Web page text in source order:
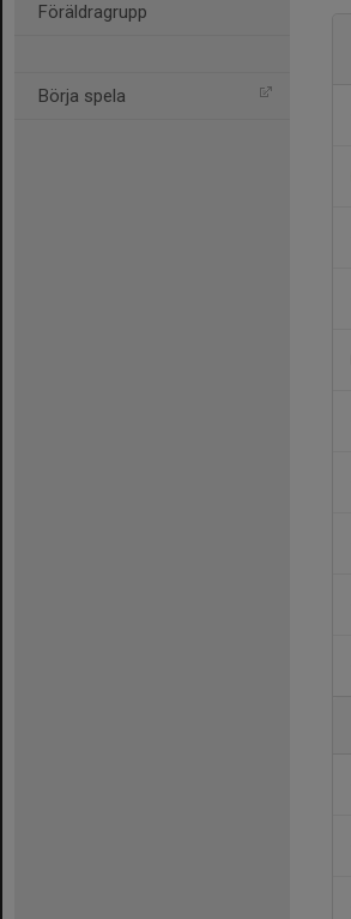
Föräldragrupp
Börja spela